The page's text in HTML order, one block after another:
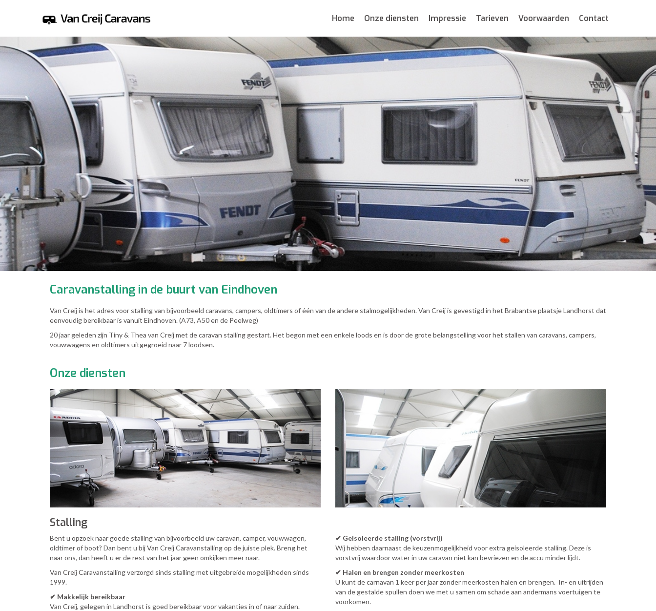
Home Onze diensten Impressie Tarieven Voorwaarden Contact
Caravanstalling in de buurt van Eindhoven
Van Creij is het adres voor stalling van bijvoorbeeld caravans, campers, oldtimers of één van de andere stalmogelijkheden. Van Creij is gevestigd in het Brabantse plaatsje Landhorst dat
eenvoudig bereikbaar is vanuit Eindhoven. (A73, A50 en de Peelweg)
20 jaar geleden zijn Tiny & Thea van Creij met de caravan stalling gestart. Het begon met een enkele loods en is door de grote belangstelling voor het stallen van caravans, campers,
vouwwagens en oldtimers uitgegroeid naar 7 loodsen.
Onze diensten
Stalling
Bent u opzoek naar goede stalling van bijvoorbeeld uw caravan, camper, vouwwagen,
oldtimer of boot? Dan bent u bij Van Creij Caravanstalling op de juiste plek. Breng het
naar ons, dan heeft u er de rest van het jaar geen omkijken meer naar.
Van Creij Caravanstalling verzorgd sinds stalling met uitgebreide mogelijkheden sinds
1999.
✔ Makkelijk bereikbaar
Van Creij, gelegen in Landhorst is goed bereikbaar voor vakanties in of naar zuiden.
✔ Geisoleerde stalling (vorstvrij)
Wij hebben daarnaast de keuzenmogelijkheid voor extra geisoleerde stalling. Deze is
vorstvrij waardoor water in uw caravan niet kan bevriezen en de accu minder lijdt.
✔ Halen en brengen zonder meerkosten
U kunt de carnavan 1 keer per jaar zonder meerkosten halen en brengen. In- en uitrijden
van de gestalde spullen doen we met u samen om schade aan andermans voertuigen te
voorkomen.